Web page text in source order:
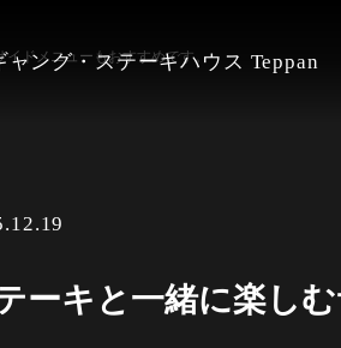
ング・ステーキハウス Teppan
イドメニューもおすすめです。
ーキと一緒に楽し